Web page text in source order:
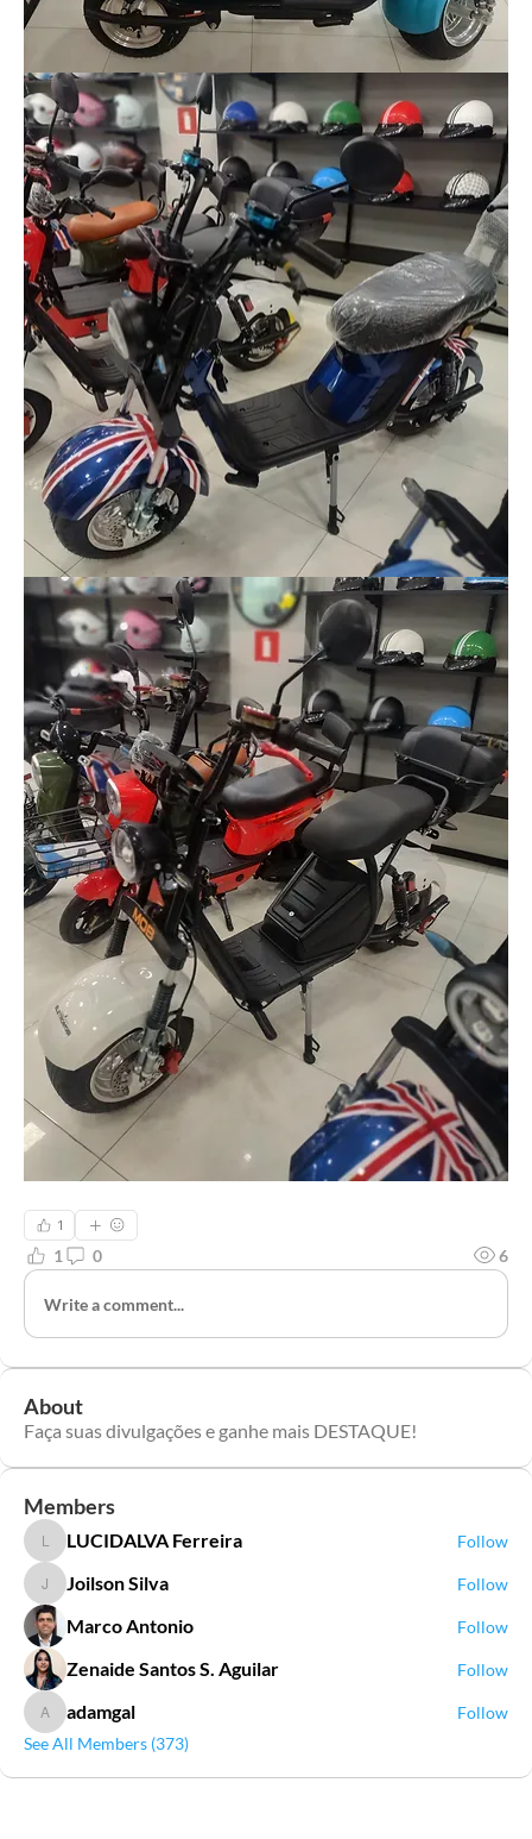
1
1 0 6
Write a comment...
About
Faça suas divulgações e ganhe mais DESTAQUE!
Members
LUCIDALVA Ferreira
LUCIDALVA Ferreira Follow
Joilson Silva
Joilson Silva Follow
Marco Antonio Follow
Zenaide Santos S. Aguilar Follow
adamgal
adamgal
Follow
See All Members (373)